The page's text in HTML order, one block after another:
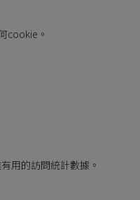
cookie。
用的訪問統計數據。